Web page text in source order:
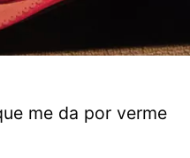
me da por verme